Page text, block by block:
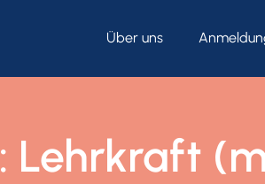
Über uns
Lehrkraft